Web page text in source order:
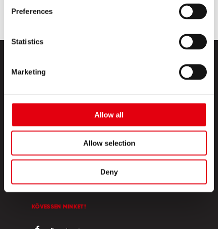
Preferences
Statistics
Marketing
Allow all
Allow selection
Deny
KAPCSOLAT
KÖVESSEN MINKET!